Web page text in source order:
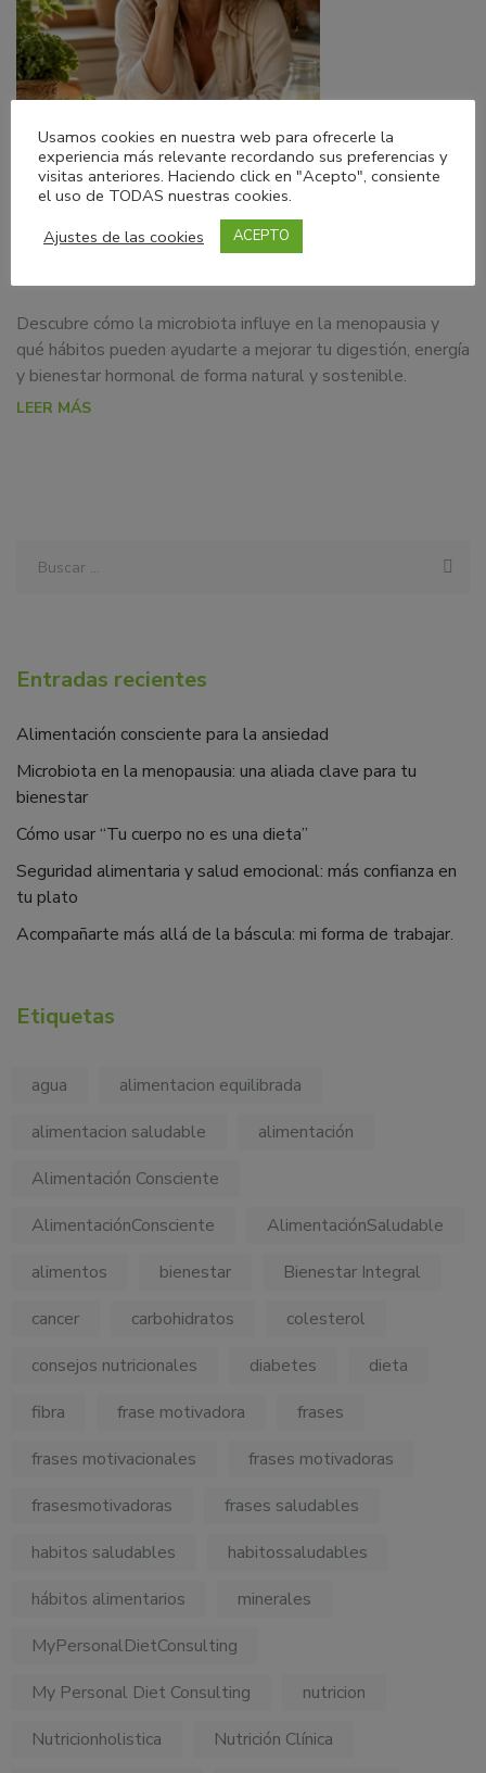
Blog 01/08/2026
Microbiota en la menopausia: una aliada
Descubre cómo la microbiota influye en la menopausia y
qué hábitos pueden ayudarte a mejorar tu digestión, energía
y bienestar hormonal de forma natural y sostenible.
LEER MÁS
Entradas recientes
Alimentación consciente para la ansiedad
Microbiota en la menopausia: una aliada clave para tu
bienestar
Cómo usar “Tu cuerpo no es una dieta”
Seguridad alimentaria y salud emocional: más confianza en
tu plato
Acompañarte más allá de la báscula: mi forma de trabajar.
Etiquetas
agua
alimentacion equilibrada
alimentacion saludable
alimentación
Alimentación Consciente
AlimentaciónConsciente
AlimentaciónSaludable
alimentos
bienestar
Bienestar Integral
cancer
carbohidratos
colesterol
consejos nutricionales
diabetes
dieta
fibra
frase motivadora
frases
frases motivacionales
frases motivadoras
frasesmotivadoras
frases saludables
habitos saludables
habitossaludables
hábitos alimentarios
minerales
MyPersonalDietConsulting
My Personal Diet Consulting
nutricion
Nutricionholistica
Nutrición Clínica
Usamos cookies en nuestra web para ofrecerle la
experiencia más relevante recordando sus preferencias y
visitas anteriores. Haciendo click en "Acepto", consiente
el uso de TODAS nuestras cookies.
Ajustes de las cookies
ACEPTO